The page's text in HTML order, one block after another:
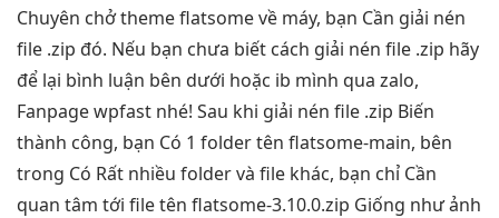
Chuyên chở theme flatsome về máy, bạn Cần giải nén
file .zip đó. Nếu bạn chưa biết cách giải nén file .zip hãy
để lại bình luận bên dưới hoặc ib mình qua zalo,
Fanpage wpfast nhé! Sau khi giải nén file .zip Biến
thành công, bạn Có 1 folder tên flatsome-main, bên
trong Có Rất nhiều folder và file khác, bạn chỉ Cần
quan tâm tới file tên flatsome-3.10.0.zip Giống như ảnh